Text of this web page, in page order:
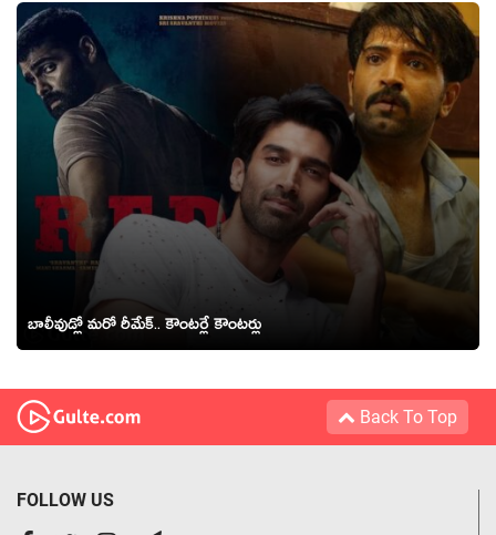
బాలీవుడ్లో మ‌రో రీమేక్.. కౌంట‌ర్లే కౌంట‌ర్లు
Back To Top
FOLLOW US